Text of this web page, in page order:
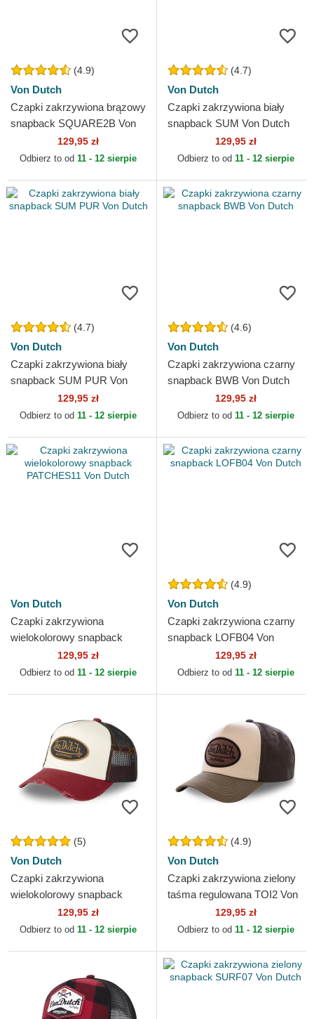
(4.9)
Von Dutch
Czapki zakrzywiona brązowy
snapback SQUARE2B Von
129,95 zł
Odbierz to od 11 - 12 sierpie
(4.7)
Von Dutch
Czapki zakrzywiona biały
snapback SUM Von Dutch
129,95 zł
Odbierz to od 11 - 12 sierpie
(4.7)
Von Dutch
Czapki zakrzywiona biały
snapback SUM PUR Von
129,95 zł
Odbierz to od 11 - 12 sierpie
(4.6)
Von Dutch
Czapki zakrzywiona czarny
snapback BWB Von Dutch
129,95 zł
Odbierz to od 11 - 12 sierpie
Von Dutch
Czapki zakrzywiona
wielokolorowy snapback
PATCHES11 Von Dutch
129,95 zł
Odbierz to od 11 - 12 sierpie
(4.9)
Von Dutch
Czapki zakrzywiona czarny
snapback LOFB04 Von
129,95 zł
Odbierz to od 11 - 12 sierpie
(5)
Von Dutch
Czapki zakrzywiona
wielokolorowy snapback
GRRE Von Dutch
129,95 zł
Odbierz to od 11 - 12 sierpie
(4.9)
Von Dutch
Czapki zakrzywiona zielony
taśma regulowana TOI2 Von
129,95 zł
Odbierz to od 11 - 12 sierpie